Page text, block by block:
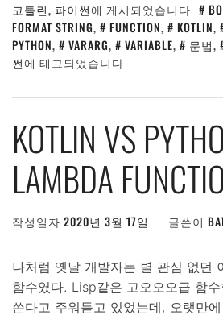
코틀린, 파이썬에 게시되었습니다
FORMAT STRING, FUNCTION, KOTLIN,
PYTHON, VARARG, VARIABLE, 문법,
썬에 태그되었습니다
KOTLIN VS
LAMBDA
작성일자 2020년 3월 17일 글쓴이
나처럼 옛날 개발자는 별 관심 없던
함수였다. Lisp같은 고오오오급 함
쓴다고 주워듣고 있었는데, 오랫만